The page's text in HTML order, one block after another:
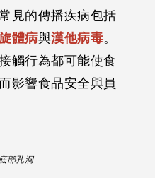
見的傳播疾病包括
體病與漢他病毒。
觸行為都可能使食
影響食品安全與員